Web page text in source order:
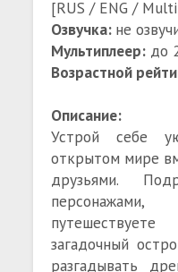
[RUS / ENG /
Озвучка: не
Мультиплеер: до
Возрастной
Описание:
Устрой себе
открытом мире
друзьями.
загадочный
разгадывать